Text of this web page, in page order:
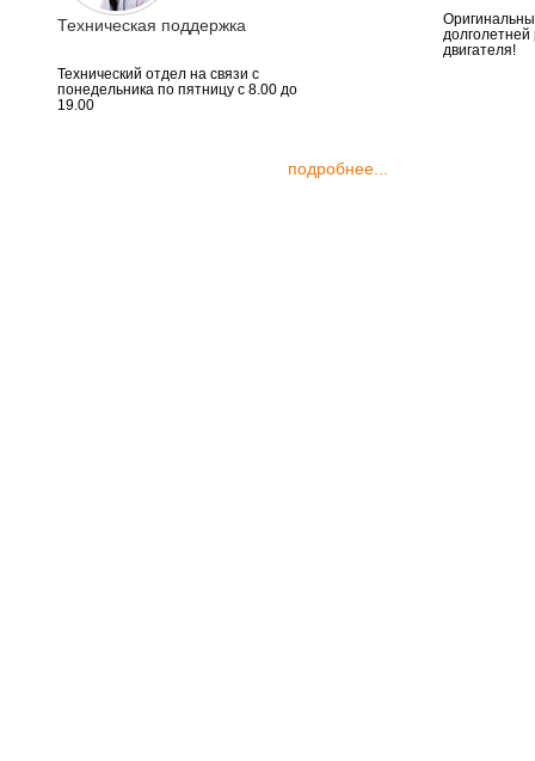
Техническая поддержка
Технический отдел на связи с
понедельника по пятницу с 8.00 до
19.00
подробнее...
двигателя!